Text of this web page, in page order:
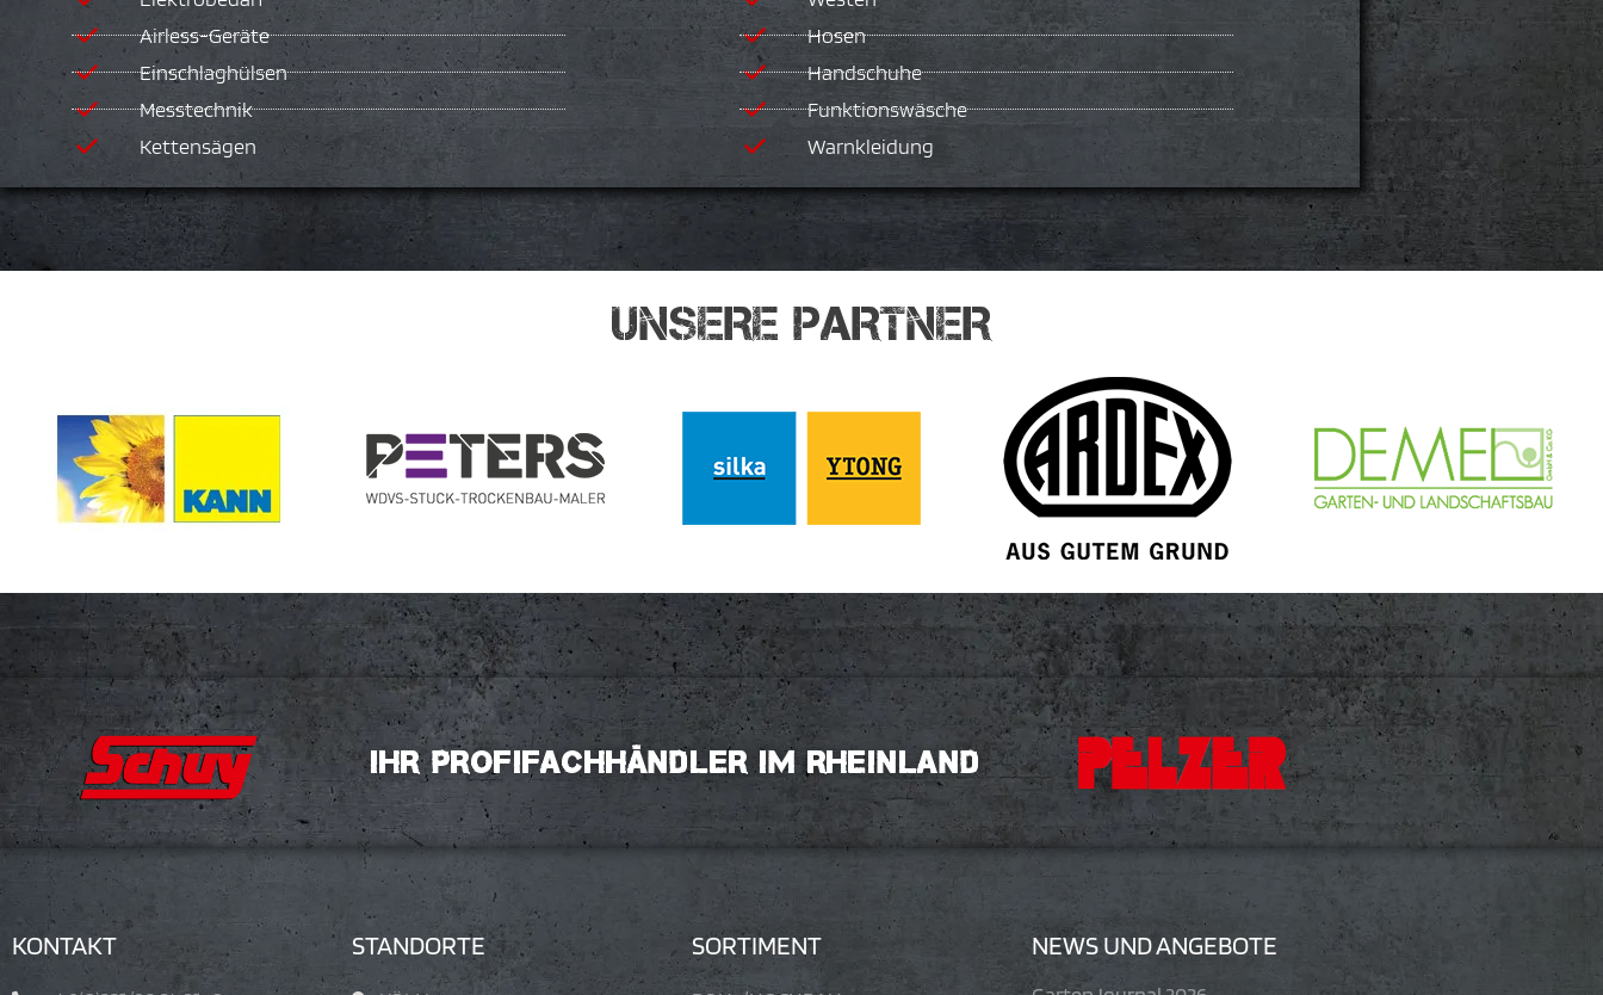
Airless-Geräte
Einschlaghülsen
Messtechnik
Kettensägen
Hosen
Handschuhe
Funktionswäsche
Warnkleidung
UNSERE PARTNER
IHR PROFIFACHHÄNDLER IM RHEINLAND
KONTAKT STANDORTE SORTIMENT NEWS UND ANGEBOTE